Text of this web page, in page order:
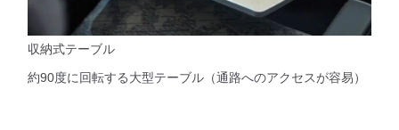
収納式テーブル
約90度に回転する大型テーブル（通路へのアクセスが容易）